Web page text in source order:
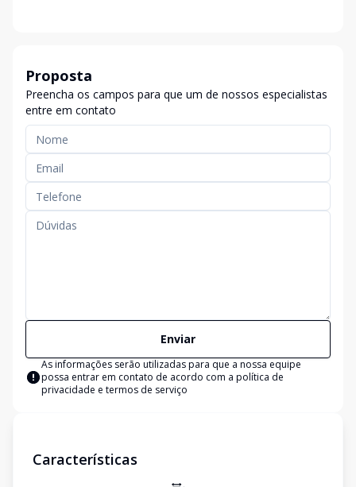
Proposta
Preencha os campos para que um de nossos especialistas
entre em contato
Enviar
As informações serão utilizadas para que a nossa equipe
possa entrar em contato de acordo com a política de
privacidade e termos de serviço
Características